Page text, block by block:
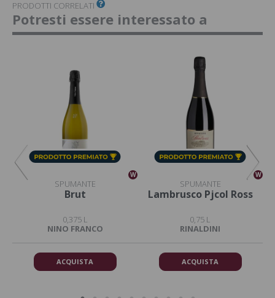
PRODOTTI CORRELATI
Potresti essere interessato a
W
SPUMANTE
Brut
0,375 L
NINO FRANCO
ACQUISTA
W
SPUMANTE
Lambrusco Pjcol Ross
0,75 L
RINALDINI
ACQUISTA